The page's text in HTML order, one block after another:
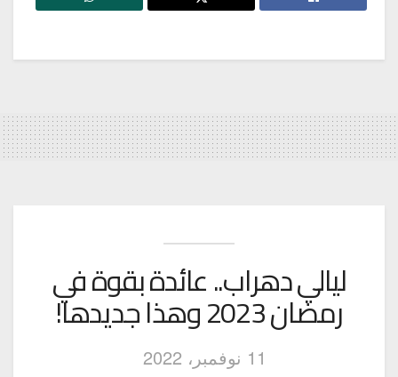
ليالي دهراب.. عائدة بقوة في
رمضان 2023 وهذا جديدها!
11 نوفمبر، 2022